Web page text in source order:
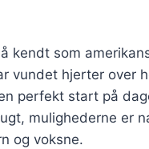
kendt som
vundet hjerter over
perfekt start på
mulighederne er
og voksne.